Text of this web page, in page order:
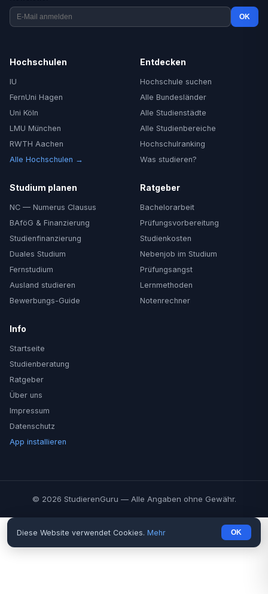
OK
Hochschulen
IU
FernUni Hagen
Uni Köln
LMU München
RWTH Aachen
Alle Hochschulen →
Entdecken
Hochschule suchen
Alle Bundesländer
Alle Studienstädte
Alle Studienbereiche
Hochschulranking
Was studieren?
Studium planen
NC — Numerus Clausus
BAföG & Finanzierung
Studienfinanzierung
Duales Studium
Fernstudium
Ausland studieren
Bewerbungs-Guide
Ratgeber
Bachelorarbeit
Prüfungsvorbereitung
Studienkosten
Nebenjob im Studium
Prüfungsangst
Lernmethoden
Notenrechner
Info
Startseite
Studienberatung
Ratgeber
Über uns
Impressum
Datenschutz
App installieren
© 2026 StudierenGuru — Alle Angaben ohne Gewähr.
Diese Website verwendet Cookies. Mehr OK